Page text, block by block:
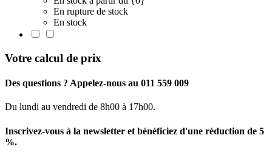
En rupture de stock
En stock
Votre calcul de prix
Des questions ? Appelez-nous au 011 559 009
Du lundi au vendredi de 8h00 à 17h00.
Inscrivez-vous à la newsletter et bénéficiez d'une réduction de 5
%.